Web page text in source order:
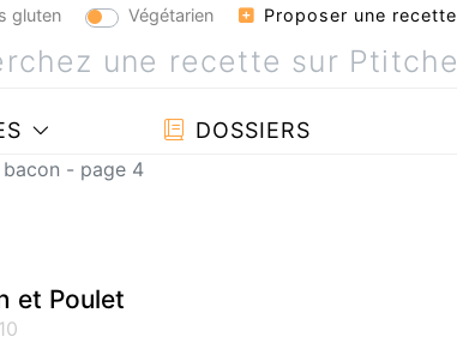
gluten Végétarien Proposer une recette
DOSSIERS
bacon - page 4
et Poulet